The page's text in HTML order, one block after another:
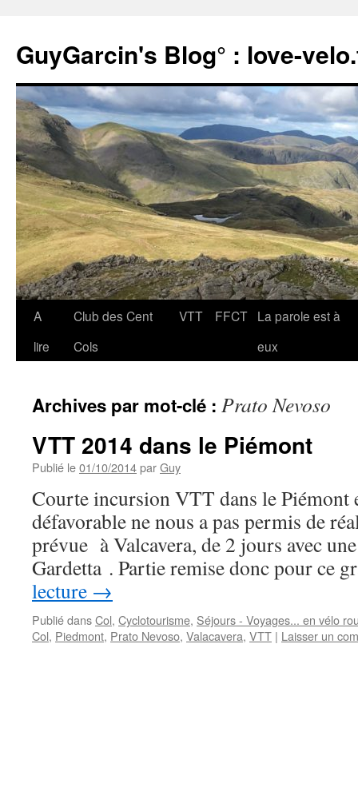
contenu
GuyGarcin's Blog° : love-
A
lire
Club des Cent
Cols
VTT FFCT La parole est à
eux
Archives par mot-clé : Prato Nevoso
VTT 2014 dans le Piémont
Publié le01/10/2014parGuy
Courte incursion VTT dans le Piémont
défavorable ne nous a pas permis de
prévue à Valcavera, de 2 jours avec
Gardetta . Partie remise donc pour ce
lecture →
Publié dansCol, Cyclotourisme, Séjours - Voyages... en vélo
Col, Piedmont, Prato Nevoso, Valacavera, VTT | Laisser un